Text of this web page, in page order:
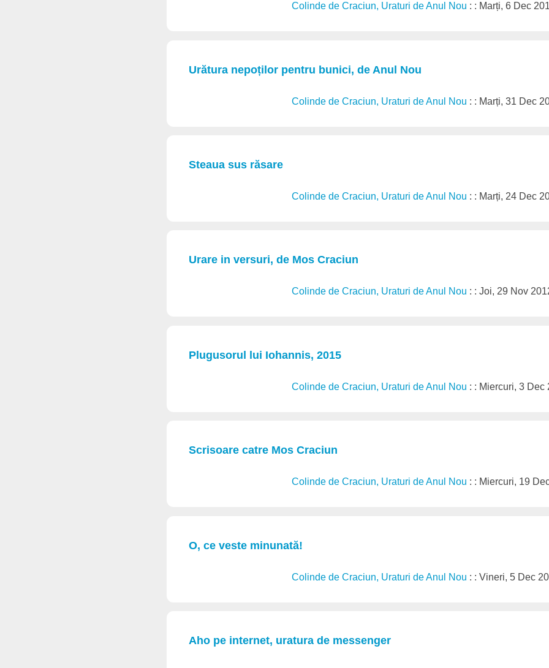
Colinde de Craciun, Uraturi de Anul Nou : : Marți, 6 Dec
Urătura nepoților pentru bunici, de Anul Nou
Colinde de Craciun, Uraturi de Anul Nou : : Marți, 31 Dec
Steaua sus răsare
Colinde de Craciun, Uraturi de Anul Nou : : Marți, 24 Dec
Urare in versuri, de Mos Craciun
Colinde de Craciun, Uraturi de Anul Nou : : Joi, 29 Nov
Plugusorul lui Iohannis, 2015
Colinde de Craciun, Uraturi de Anul Nou : : Miercuri, 3 Dec
Scrisoare catre Mos Craciun
Colinde de Craciun, Uraturi de Anul Nou : : Miercuri, 19
O, ce veste minunată!
Colinde de Craciun, Uraturi de Anul Nou : : Vineri, 5 Dec
Aho pe internet, uratura de messenger